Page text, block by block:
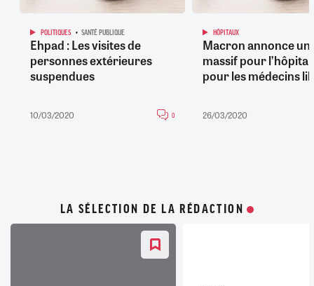
POLITIQUES SANTÉ PUBLIQUE
Ehpad : Les visites de
personnes extérieures
suspendues
10/03/2020 0
HÔPITAUX
Macron annonce un
massif pour
pour les médecins
26/03/2020
LA SÉLECTION DE LA RÉDACTION